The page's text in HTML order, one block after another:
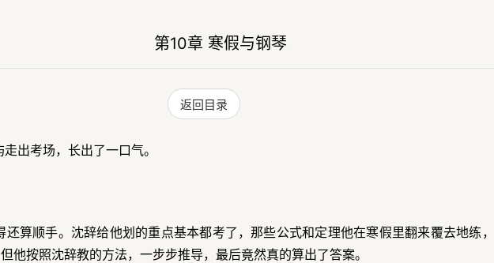
第10章 寒假与钢琴
返回目录
出考场，长出了一口气。
还算顺手。沈辞给他划的重点基本都考了，那些公式和定理他在寒假里翻来覆去地练
他按照沈辞教的方法，一步步推导，最后竟然真的算出了答案。